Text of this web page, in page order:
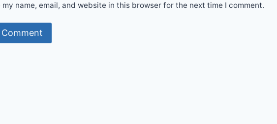
my name, email, and website in this browser for the next time I comment.